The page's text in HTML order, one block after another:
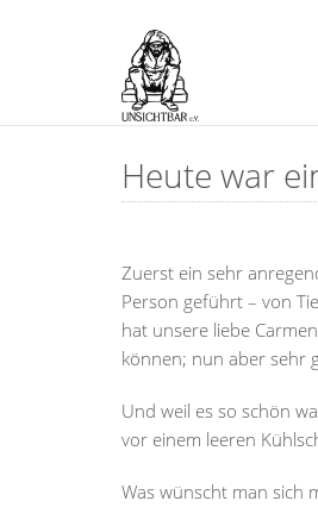
Heute war
Zuerst ein sehr
Person geführt – von
hat unsere liebe
können; nun aber sehr
Und weil es so schön
vor einem leeren
Was wünscht man sich